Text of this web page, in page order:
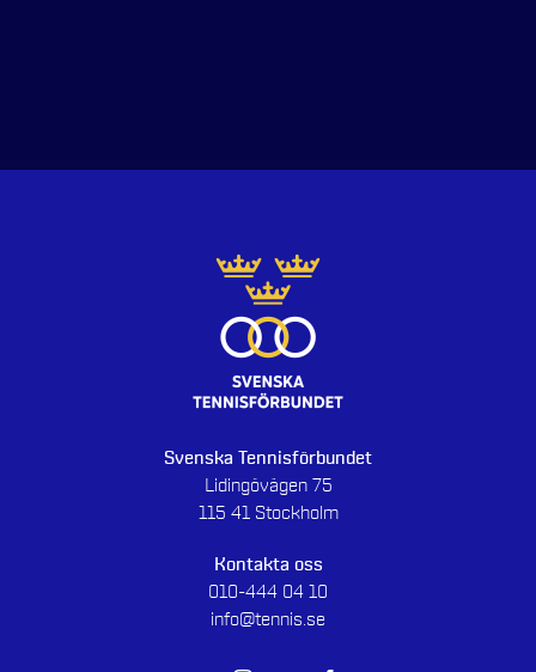
Svenska Tennisförbundet
Lidingövägen 75
115 41 Stockholm
Kontakta oss
010-444 04 10
info@tennis.se